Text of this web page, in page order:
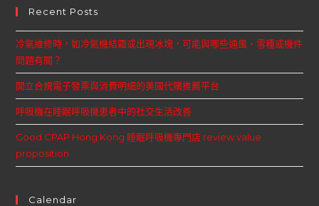
Recent Posts
冷氣維修時，如冷氣機結霜或出現冰塊，可能與哪些通風、雪種或機件
問題有關？
開立合規電子發票與消費明細的美國代購推薦平台
呼吸機在睡眠呼吸機患者中的社交生活改善
Good CPAP Hong Kong 睡眠呼吸機專門店 review value
proposition
Calendar